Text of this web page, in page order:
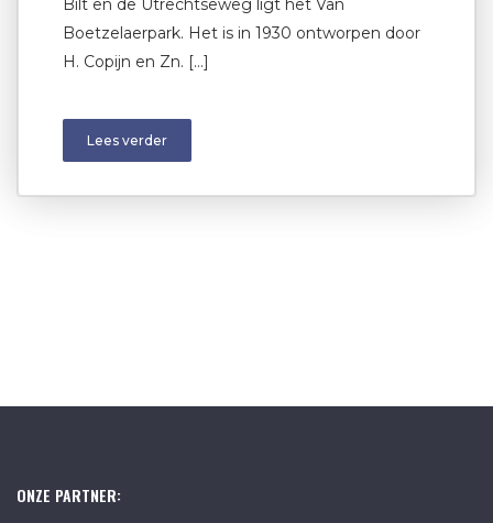
Bilt en de Utrechtseweg ligt het Van
Boetzelaerpark. Het is in 1930 ontworpen door
H. Copijn en Zn. […]
Lees verder
ONZE PARTNER: